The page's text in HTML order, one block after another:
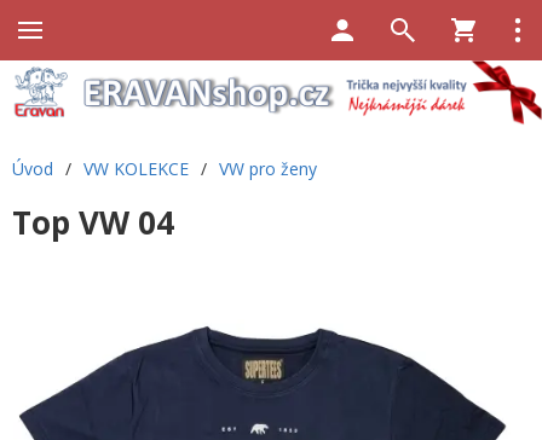
Úvod / VW KOLEKCE / VW pro ženy
Top VW 04